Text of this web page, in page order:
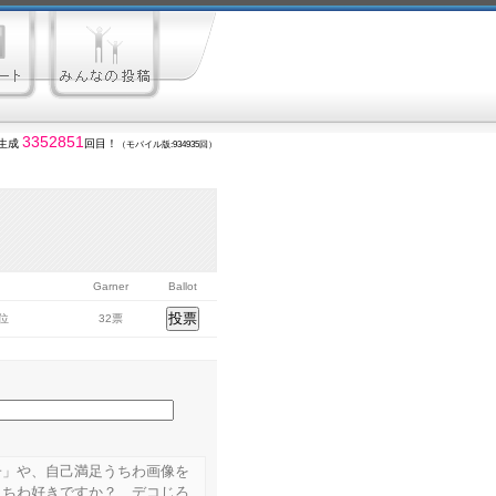
成 3352851 回目！ （モバイル版:934935回）
Garner Ballot
32票
や、自己満足うちわ画像を
ちわ好きですか？ デコじろ